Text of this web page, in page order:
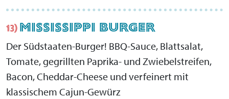
13) MISSISSIPPI BURGER
Der Südstaaten-Burger! BBQ-Sauce, Blattsalat,
Tomate, gegrillten Paprika- und Zwiebelstreifen,
Bacon, Cheddar-Cheese und verfeinert mit
klassischem Cajun-Gewürz